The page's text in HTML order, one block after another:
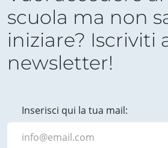
scuola ma non
iniziare? Iscriviti
newsletter!
Inserisci qui la tua mail: